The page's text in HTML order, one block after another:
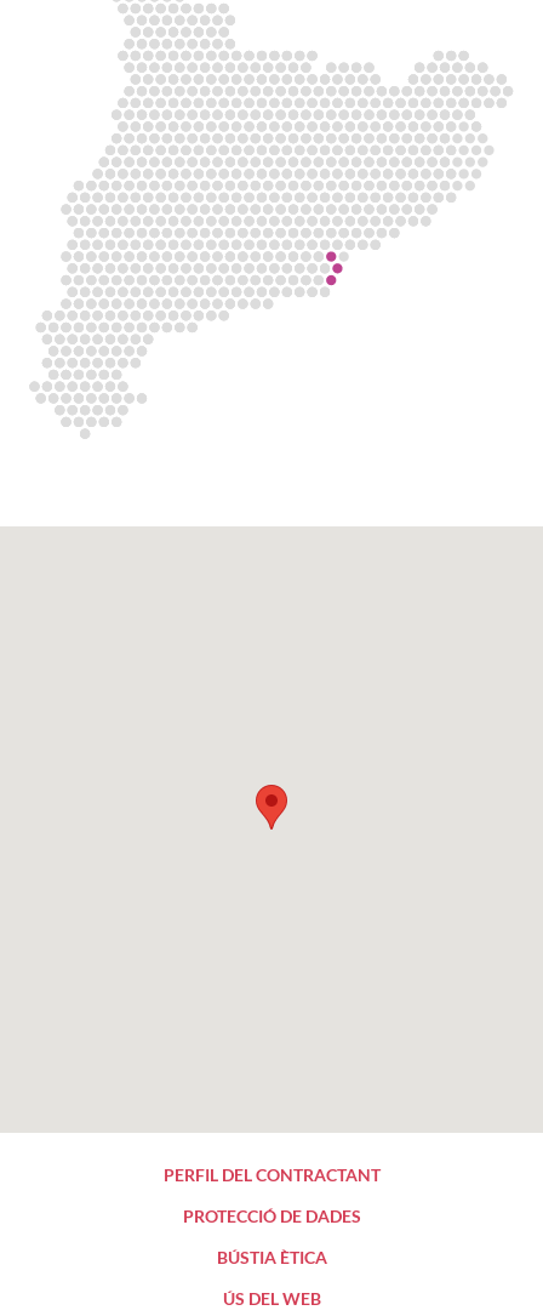
PERFIL DEL CONTRACTANT
PROTECCIÓ DE DADES
BÚSTIA ÈTICA
ÚS DEL WEB